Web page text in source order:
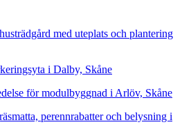
med uteplats och plantering
i Dalby, Skåne
för modulbyggnad i Arlöv, Skåne
perennrabatter och belysning i